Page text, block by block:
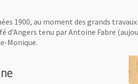
1900, au moment des grands
tenu par Antoine Fabre
Monique.